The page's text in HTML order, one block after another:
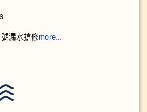
漏水搶修more...